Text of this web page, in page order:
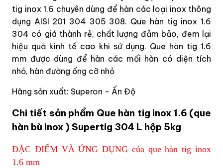
tig inox 1.6 chuyên dùng để hàn các loại inox thông
dụng AISI 201 304 305 308. Que hàn tig inox 1.6
304 có giá thành rẻ, chất lượng đảm bảo, đem lại
hiệu quả kinh tế cao khi sử dụng. Que hàn tig 1.6
mm được dùng để hàn các mối hàn có diện tích
nhỏ, hàn đường ống cỡ nhỏ
Hãng sản xuất: Superon - Ấn Độ
Chi tiết sản phẩm Que hàn tig inox 1.6 (que
hàn bù inox ) Supertig 304 L hộp 5kg
ĐẶC ĐIỂM VÀ ỨNG DỤNG của que hàn tig inox
1.6 mm